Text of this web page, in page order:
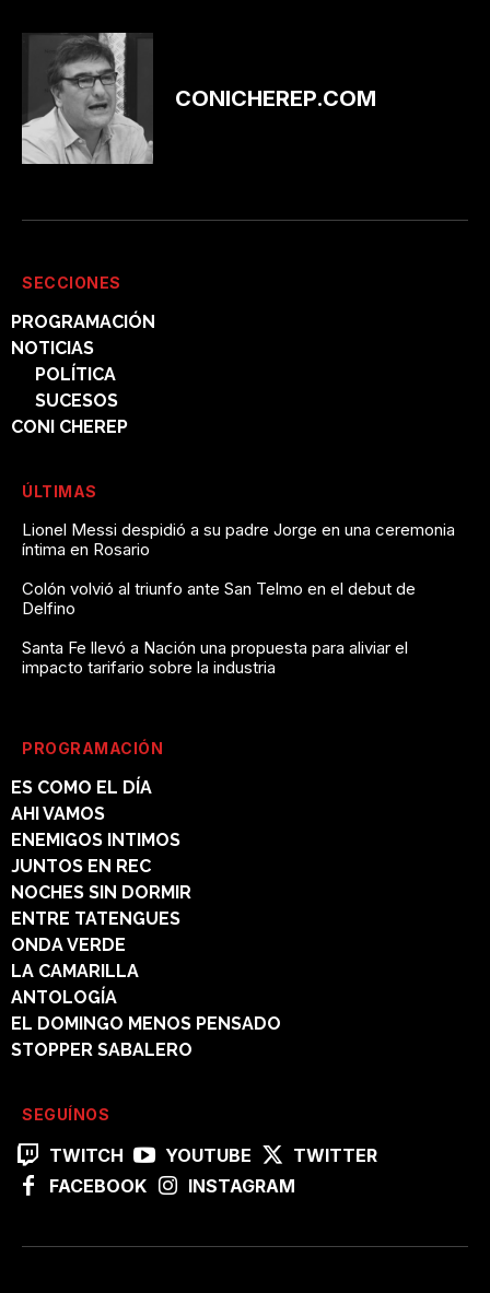
CONICHEREP.COM
SECCIONES
PROGRAMACIÓN
NOTICIAS
POLÍTICA
SUCESOS
CONI CHEREP
ÚLTIMAS
Lionel Messi despidió a su padre Jorge en una ceremonia
íntima en Rosario
Colón volvió al triunfo ante San Telmo en el debut de
Delfino
Santa Fe llevó a Nación una propuesta para aliviar el
impacto tarifario sobre la industria
PROGRAMACIÓN
ES COMO EL DÍA
AHI VAMOS
ENEMIGOS INTIMOS
JUNTOS EN REC
NOCHES SIN DORMIR
ENTRE TATENGUES
ONDA VERDE
LA CAMARILLA
ANTOLOGÍA
EL DOMINGO MENOS PENSADO
STOPPER SABALERO
SEGUÍNOS
TWITCH YOUTUBE
TWITTER
FACEBOOK
INSTAGRAM